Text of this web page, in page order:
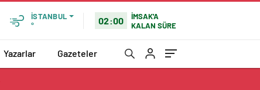
İSTANBUL
°
02:00
İMSAK'A
KALAN SÜRE
Yazarlar Gazeteler